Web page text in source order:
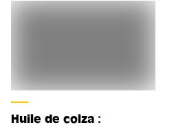
Huile de colza :